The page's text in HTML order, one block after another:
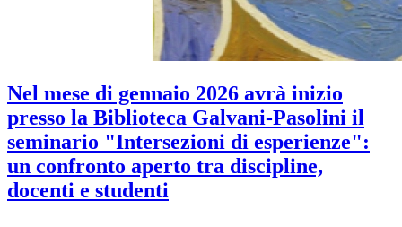
Nel mese di gennaio 2026 avrà inizio
presso la Biblioteca Galvani-Pasolini il
seminario "Intersezioni di esperienze":
un confronto aperto tra discipline,
docenti e studenti